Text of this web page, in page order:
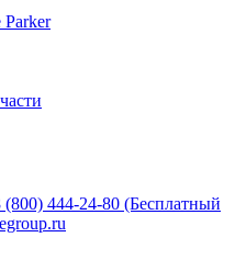
Parker
(800) 444-24-80 (Бесплатный